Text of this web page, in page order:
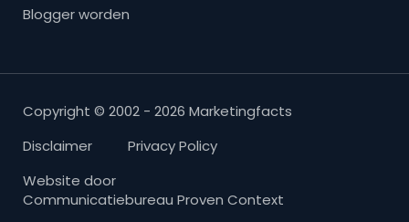
Blogger worden
Copyright © 2002 - 2026 Marketingfacts
Disclaimer
Privacy Policy
Website door
Communicatiebureau Proven Context